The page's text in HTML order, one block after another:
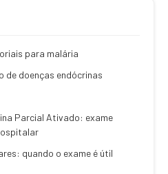
para malária
de doenças endócrinas
Parcial Ativado: exame
quando o exame é útil